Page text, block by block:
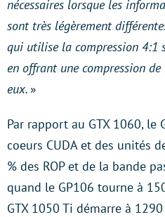
nécessaires lorsque les
sont très légèrement
qui utilise la compression 4:1
en offrant une compression
eux. »
Par rapport au GTX 1060, le
coeurs CUDA et des unités
% des ROP et de la bande
quand le GP106 tourne à
GTX 1050 Ti démarre à